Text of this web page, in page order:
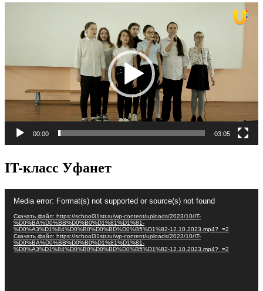
00:00 03:05
IT-класс Уфанет
Media error: Format(s) not supported or source(s) not found
Скачать файл: https://school31str.ru/wp-content/uploads/2023/10/IT-
%D0%BA%D0%BB%D0%B0%D1%81%D1%81-
%D0%A3%D1%84%D0%B0%D0%BD%D0%B5%D1%82-12.10.2023.mp4?_=2
Скачать файл: https://school31str.ru/wp-content/uploads/2023/10/IT-
%D0%BA%D0%BB%D0%B0%D1%81%D1%81-
%D0%A3%D1%84%D0%B0%D0%BD%D0%B5%D1%82-12.10.2023.mp4?_=2